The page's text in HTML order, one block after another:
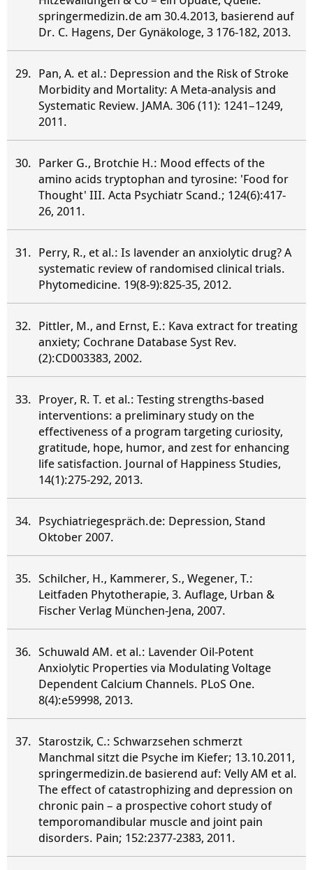
springermedizin.de am 30.4.2013, basierend auf
Dr. C. Hagens, Der Gynäkologe, 3 176-182, 2013.
Pan, A. et al.: Depression and the Risk of Stroke
Morbidity and Mortality: A Meta-analysis and
Systematic Review. JAMA. 306 (11): 1241–1249,
2011.
Parker G., Brotchie H.: Mood effects of the
amino acids tryptophan and tyrosine: 'Food for
Thought' III. Acta Psychiatr Scand.; 124(6):417-
26, 2011.
Perry, R., et al.: Is lavender an anxiolytic drug? A
systematic review of randomised clinical trials.
Phytomedicine. 19(8-9):825-35, 2012.
Pittler, M., and Ernst, E.: Kava extract for treating
anxiety; Cochrane Database Syst Rev.
(2):CD003383, 2002.
Proyer, R. T. et al.: Testing strengths-based
interventions: a preliminary study on the
effectiveness of a program targeting curiosity,
gratitude, hope, humor, and zest for enhancing
life satisfaction. Journal of Happiness Studies,
14(1):275-292, 2013.
Psychiatriegespräch.de: Depression, Stand
Oktober 2007.
Schilcher, H., Kammerer, S., Wegener, T.:
Leitfaden Phytotherapie, 3. Auflage, Urban &
Fischer Verlag München-Jena, 2007.
Schuwald AM. et al.: Lavender Oil-Potent
Anxiolytic Properties via Modulating Voltage
Dependent Calcium Channels. PLoS One.
8(4):e59998, 2013.
Starostzik, C.: Schwarzsehen schmerzt
Manchmal sitzt die Psyche im Kiefer; 13.10.2011,
springermedizin.de basierend auf: Velly AM et al.
The effect of catastrophizing and depression on
chronic pain – a prospective cohort study of
temporomandibular muscle and joint pain
disorders. Pain; 152:2377-2383, 2011.